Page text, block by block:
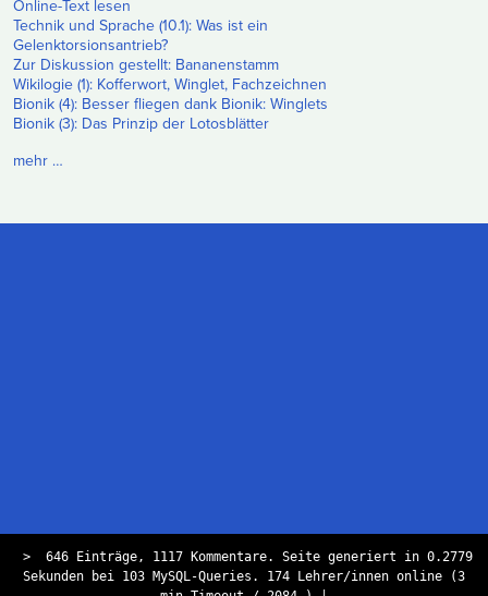
Online-Text lesen
Technik und Sprache (10.1): Was ist ein
Gelenktorsionsantrieb?
Zur Diskussion gestellt: Bananenstamm
Wikilogie (1): Kofferwort, Winglet, Fachzeichnen
Bionik (4): Besser fliegen dank Bionik: Winglets
Bionik (3): Das Prinzip der Lotosblätter
mehr …
>
646 Einträge, 1117 Kommentare. Seite generiert in 0.2779
Sekunden bei 103 MySQL-Queries. 174 Lehrer/innen online (3